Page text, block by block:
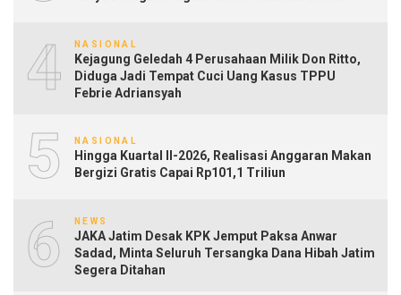
4 NASIONAL
Kejagung Geledah 4 Perusahaan Milik Don Ritto,
Diduga Jadi Tempat Cuci Uang Kasus TPPU
Febrie Adriansyah
5 NASIONAL
Hingga Kuartal II-2026, Realisasi Anggaran Makan
Bergizi Gratis Capai Rp101,1 Triliun
6 NEWS
JAKA Jatim Desak KPK Jemput Paksa Anwar
Sadad, Minta Seluruh Tersangka Dana Hibah Jatim
Segera Ditahan